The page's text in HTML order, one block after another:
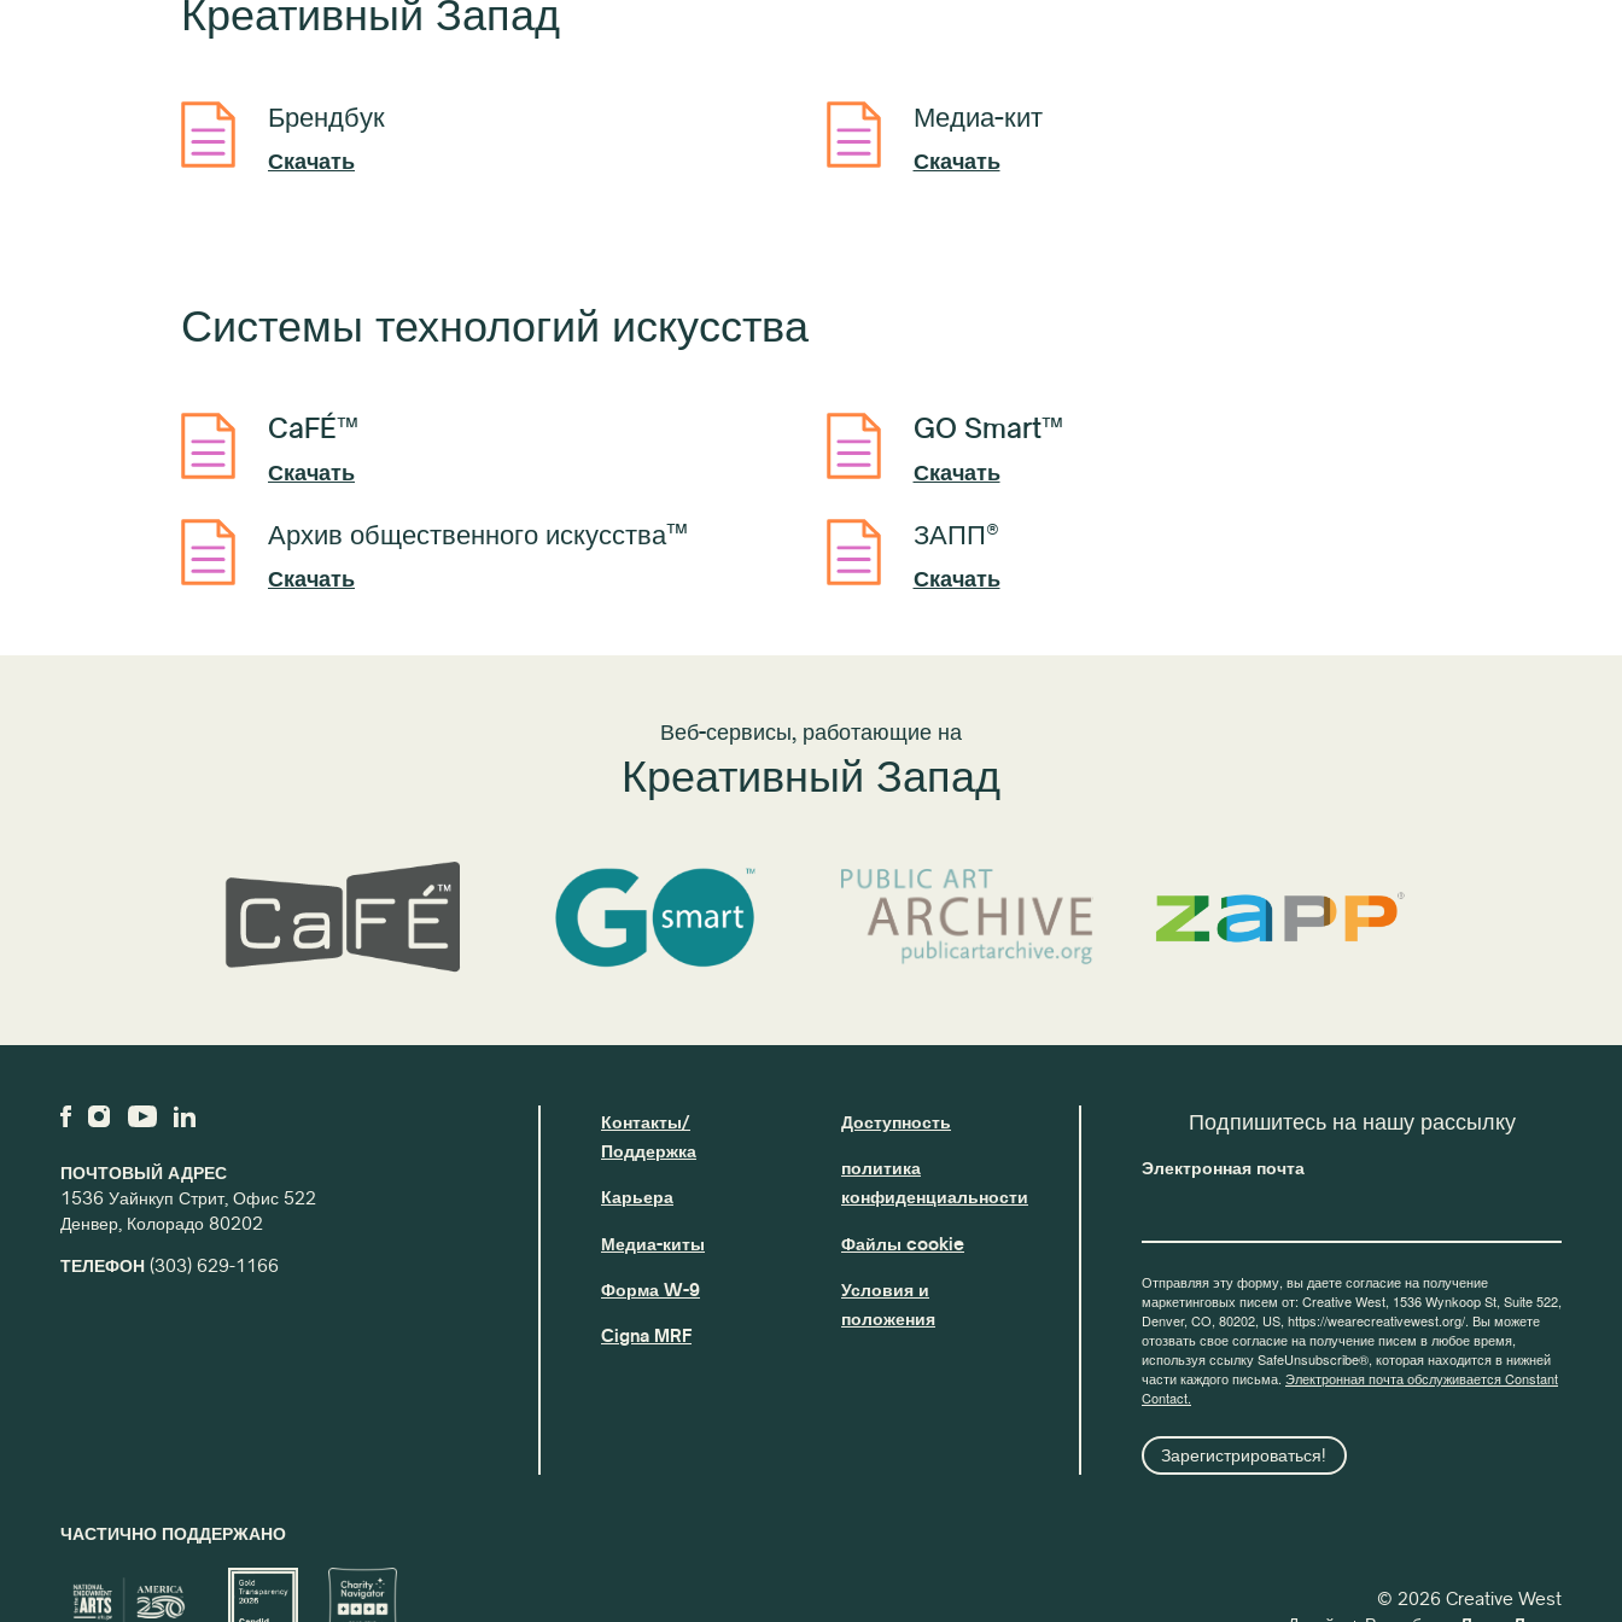
Креативный Запад
Брендбук
Скачать
Медиа-кит
Скачать
Системы технологий искусства
CaFÉ™
Скачать
GO Smart™
Скачать
Архив общественного искусства™
Скачать
ЗАПП®
Скачать
Веб-сервисы, работающие на
Креативный Запад
ПОЧТОВЫЙ АДРЕС
1536 Уайнкуп Стрит, Офис 522
Денвер, Колорадо 80202
ТЕЛЕФОН (303) 629-1166
Контакты/
Поддержка
Карьера
Медиа-киты
Форма W-9
Cigna MRF
Доступность
политика
конфиденциальности
Файлы cookie
Условия и
положения
Подпишитесь на нашу рассылку
Электронная почта
Отправляя эту форму, вы даете согласие на получение
маркетинговых писем от: Creative West, 1536 Wynkoop St, Suite 522,
Denver, CO, 80202, US, https://wearecreativewest.org/. Вы можете
отозвать свое согласие на получение писем в любое время,
используя ссылку SafeUnsubscribe®, которая находится в нижней
части каждого письма. Электронная почта обслуживается Constant
Contact.
Зарегистрироваться!
ЧАСТИЧНО ПОДДЕРЖАНО
© 2026 Creative West